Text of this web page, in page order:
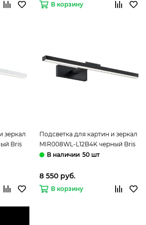
В корзину
зеркал
Bris
Подсветка для картин и зеркал
MIR008WL-L12B4K черный Bris
Maytoni
50 шт
8 550 руб.
В корзину